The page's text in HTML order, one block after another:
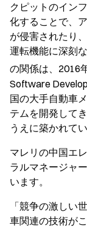
クピットのイン
化することで、
が侵害されたり
運転機能に深刻
の関係は、2016
Software
国の大手自動車
テムを開発して
うえに築かれて
マレリの中国エ
ラルマネージャ
います。
「競争の激しい
車関連の技術が